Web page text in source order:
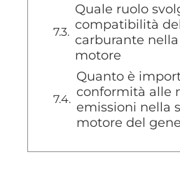
Quale ruolo
compatibilità
carburante
motore
Quanto è
conformità alle
emissioni nella
motore del